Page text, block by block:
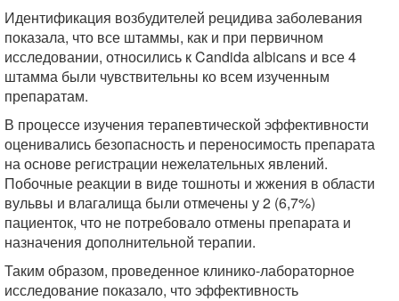
Идентификация возбудителей рецидива заболевания
показала, что все штаммы, как и при первичном
исследовании, относились к Candida albicans и все 4
штамма были чувствительны ко всем изученным
препаратам.
В процессе изучения терапевтической эффективности
оценивались безопасность и переносимость препарата
на основе регистрации нежелательных явлений.
Побочные реакции в виде тошноты и жжения в области
вульвы и влагалища были отмечены у 2 (6,7%)
пациенток, что не потребовало отмены препарата и
назначения дополнительной терапии.
Таким образом, проведенное клинико-лабораторное
исследование показало, что эффективность